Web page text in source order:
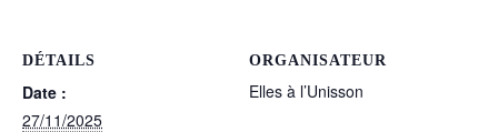
DÉTAILS
Date :
27/11/2025
ORGANISATEUR
Elles à l’Unisson